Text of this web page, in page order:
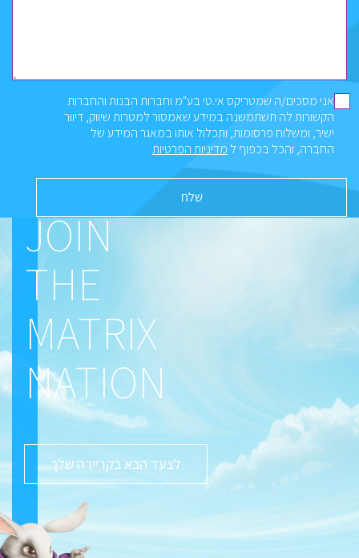
אני מסכים/ה שמטריקס אי.טי בע"מ וחברות הבנות והחברות
הקשורות לה תשתמשנה במידע שאמסור למטרות שיווק, דיוור
ישיר, ומשלוח פרסומות, ותכלול אותו במאגר המידע של
החברה, והכל בכפוף ל מדיניות הפרטיות
JOIN
THE
MATRIX
NATION
לצעד הבא בקריירה שלך